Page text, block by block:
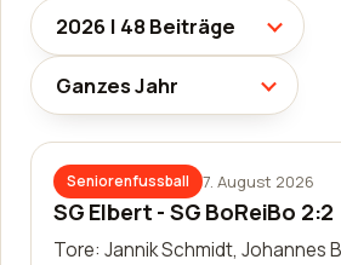
Seniorenfussball 7. August 2026
SG Elbert - SG BoReiBo 2:2
Tore: Jannik Schmidt, Johannes